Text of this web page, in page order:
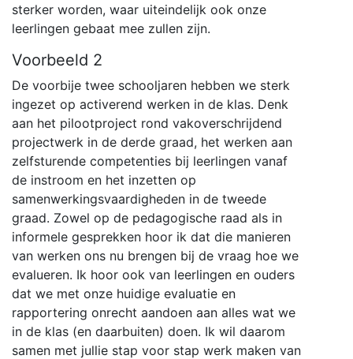
sterker worden, waar uiteindelijk ook onze
leerlingen gebaat mee zullen zijn.
Voorbeeld 2
De voorbije twee schooljaren hebben we sterk
ingezet op activerend werken in de klas. Denk
aan het pilootproject rond vakoverschrijdend
projectwerk in de derde graad, het werken aan
zelfsturende competenties bij leerlingen vanaf
de instroom en het inzetten op
samenwerkingsvaardigheden in de tweede
graad. Zowel op de pedagogische raad als in
informele gesprekken hoor ik dat die manieren
van werken ons nu brengen bij de vraag hoe we
evalueren. Ik hoor ook van leerlingen en ouders
dat we met onze huidige evaluatie en
rapportering onrecht aandoen aan alles wat we
in de klas (en daarbuiten) doen. Ik wil daarom
samen met jullie stap voor stap werk maken van